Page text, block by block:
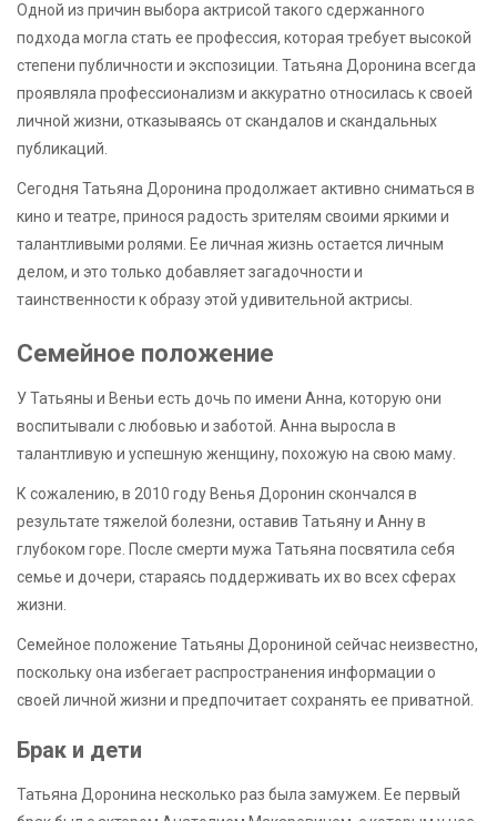
Одной из причин выбора актрисой такого сдержанного
подхода могла стать ее профессия, которая требует высокой
степени публичности и экспозиции. Татьяна Доронина всегда
проявляла профессионализм и аккуратно относилась к своей
личной жизни, отказываясь от скандалов и скандальных
публикаций.
Сегодня Татьяна Доронина продолжает активно сниматься в
кино и театре, принося радость зрителям своими яркими и
талантливыми ролями. Ее личная жизнь остается личным
делом, и это только добавляет загадочности и
таинственности к образу этой удивительной актрисы.
Семейное положение
У Татьяны и Веньи есть дочь по имени Анна, которую они
воспитывали с любовью и заботой. Анна выросла в
талантливую и успешную женщину, похожую на свою маму.
К сожалению, в 2010 году Венья Доронин скончался в
результате тяжелой болезни, оставив Татьяну и Анну в
глубоком горе. После смерти мужа Татьяна посвятила себя
семье и дочери, стараясь поддерживать их во всех сферах
жизни.
Семейное положение Татьяны Дорониной сейчас неизвестно,
поскольку она избегает распространения информации о
своей личной жизни и предпочитает сохранять ее приватной.
Брак и дети
Татьяна Доронина несколько раз была замужем. Ее первый